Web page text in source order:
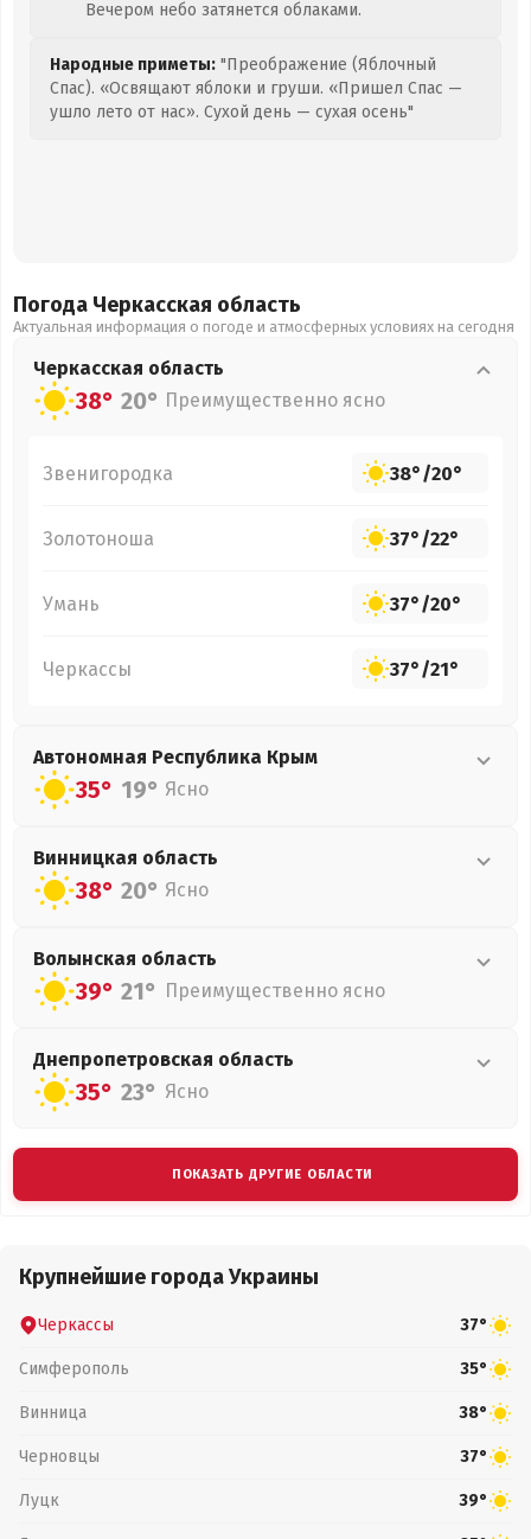
Вечером небо затянется облаками.
Народные приметы: "Преображение (Яблочный
Спас). «Освящают яблоки и груши. «Пришел Спас —
ушло лето от нас». Сухой день — сухая осень"
Погода Черкасская область
Актуальная информация о погоде и атмосферных условиях на сегодня
Черкасская область
38° 20° Преимущественно ясно
Звенигородка 38°/20°
Золотоноша 37°/22°
Умань 37°/20°
Черкассы 37°/21°
Автономная Республика Крым
35° 19° Ясно
Винницкая область
38° 20° Ясно
Волынская область
39° 21° Преимущественно ясно
Днепропетровская область
35° 23° Ясно
ПОКАЗАТЬ ДРУГИЕ ОБЛАСТИ
Крупнейшие города Украины
Черкассы 37°
Симферополь 35°
Винница 38°
Черновцы 37°
Луцк 39°